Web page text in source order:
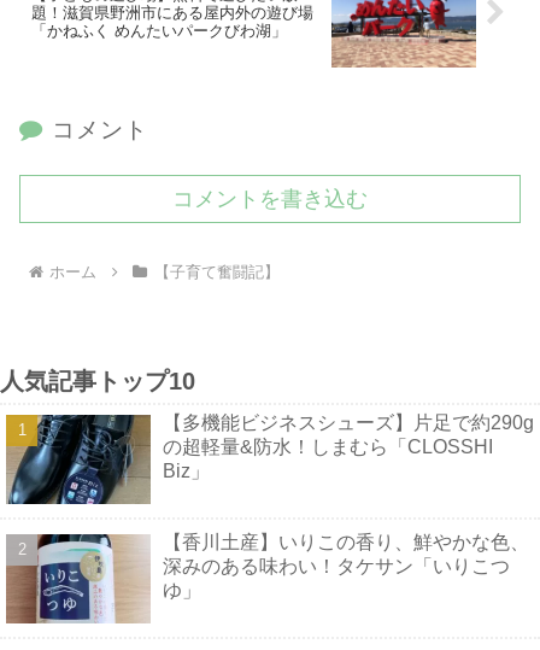
題！滋賀県野洲市にある屋内外の遊び場
「かねふく めんたいパークびわ湖」
コメント
コメントを書き込む
ホーム 【子育て奮闘記】
人気記事トップ10
【多機能ビジネスシューズ】片足で約290g
の超軽量&防水！しまむら「CLOSSHI
Biz」
【香川土産】いりこの香り、鮮やかな色、
深みのある味わい！タケサン「いりこつ
ゆ」